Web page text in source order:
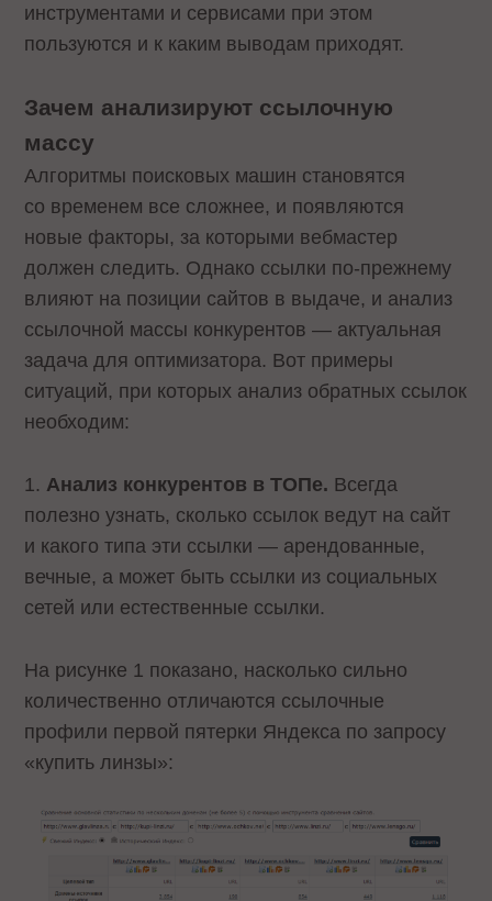
инструментами и сервисами при этом
пользуются и к каким выводам приходят.
Зачем анализируют ссылочную
массу
Алгоритмы поисковых машин становятся
со временем все сложнее, и появляются
новые факторы, за которыми вебмастер
должен следить. Однако ссылки по-прежнему
влияют на позиции сайтов в выдаче, и анализ
ссылочной массы конкурентов — актуальная
задача для оптимизатора. Вот примеры
ситуаций, при которых анализ обратных ссылок
необходим:
1. Анализ конкурентов в ТОПе. Всегда
полезно узнать, сколько ссылок ведут на сайт
и какого типа эти ссылки — арендованные,
вечные, а может быть ссылки из социальных
сетей или естественные ссылки.
На рисунке 1 показано, насколько сильно
количественно отличаются ссылочные
профили первой пятерки Яндекса по запросу
«купить линзы»: